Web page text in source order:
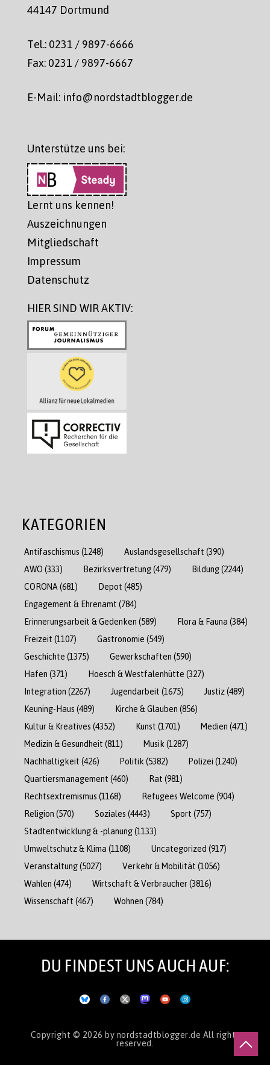
44147 Dortmund
Tel.: 0231 / 9897-6666
Fax: 0231 / 9897-6667
E-Mail: info@nordstadtblogger.de
Unterstütze uns bei:
Lernt uns kennen!
Auszeichnungen
Mitgliedschaft
Impressum
Datenschutz
HIER SIND WIR AKTIV:
KATEGORIEN
Antifaschismus (1248) Auslandsgesellschaft (390)
AWO (333) Bezirksvertretung(479) Bildung(2244)
CORONA (681) Depot (485)
Engagement & Ehrenamt (784)
Erinnerungsarbeit & Gedenken (589) Flora & Fauna (384)
Freizeit (1107) Gastronomie (549)
Geschichte (1375) Gewerkschaften (590)
Hafen (371) Hoesch & Westfalenhütte (327)
Integration (2267) Jugendarbeit (1675) Justiz(489)
Keuning-Haus (489) Kirche & Glauben (856)
Kultur & Kreatives (4352) Kunst (1701) Medien (471)
Medizin & Gesundheit (811) Musik (1287)
Nachhaltigkeit (426) Politik (5382) Polizei (1240)
Quartiersmanagement (460) Rat (981)
Rechtsextremismus (1168) Refugees Welcome (904)
Religion (570) Soziales (4443) Sport (757)
Stadtentwicklung & -planung(1133)
Umweltschutz & Klima (1108) Uncategorized (917)
Veranstaltung(5027) Verkehr & Mobilität (1056)
Wahlen (474) Wirtschaft & Verbraucher(3816)
Wissenschaft (467) Wohnen (784)
DU FINDEST UNS AUCH AUF:
Copyright © 2026 by nordstadtblogger.de All rights
reserved.